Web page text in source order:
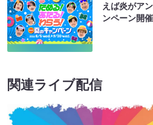
えば炎がア
ンペーン開
関連ライブ配信